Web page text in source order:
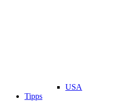
USA
Tipps